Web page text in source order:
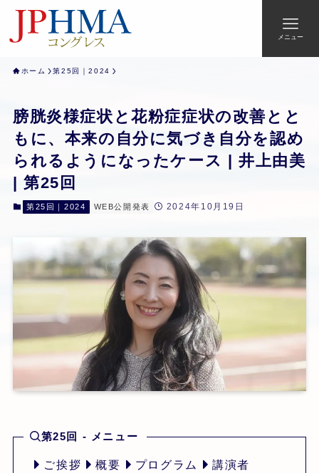
メニュー
ホーム 第25回｜2024
膀胱炎様症状と花粉症症状の改善とと
もに、本来の自分に気づき自分を認め
られるようになったケース | 井上由美
| 第25回
第25回｜2024 WEB公開発表 2024年10月19日
第25回 - メニュー
ご挨拶 概要 プログラム
講演者